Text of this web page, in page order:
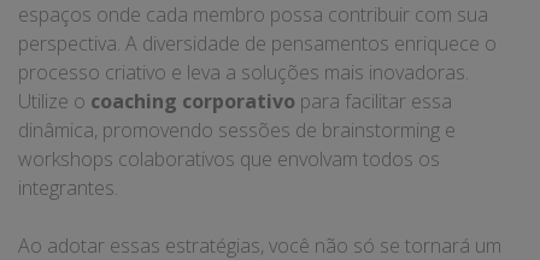
espaços onde cada membro possa contribuir com sua
perspectiva. A diversidade de pensamentos enriquece o
processo criativo e leva a soluções mais inovadoras.
Utilize o coaching corporativo para facilitar essa
dinâmica, promovendo sessões de brainstorming e
workshops colaborativos que envolvam todos os
integrantes.
Ao adotar essas estratégias, você não só se tornará um